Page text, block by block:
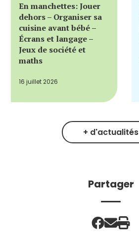
En manchettes: Jouer
dehors – Organiser sa
cuisine avant bébé –
Écrans et langage –
Jeux de société et
maths
16 juillet 2026
+ d'actualités
Partager